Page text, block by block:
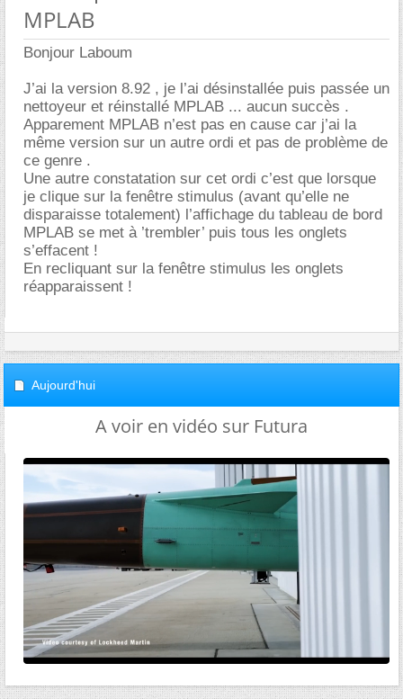
MPLAB
Bonjour Laboum
J’ai la version 8.92 , je l’ai désinstallée puis passée un
nettoyeur et réinstallé MPLAB ... aucun succès .
Apparement MPLAB n’est pas en cause car j’ai la
même version sur un autre ordi et pas de problème de
ce genre .
Une autre constatation sur cet ordi c’est que lorsque
je clique sur la fenêtre stimulus (avant qu’elle ne
disparaisse totalement) l’affichage du tableau de bord
MPLAB se met à ’trembler’ puis tous les onglets
s’effacent !
En recliquant sur la fenêtre stimulus les onglets
réapparaissent !
Aujourd'hui
A voir en vidéo sur Futura